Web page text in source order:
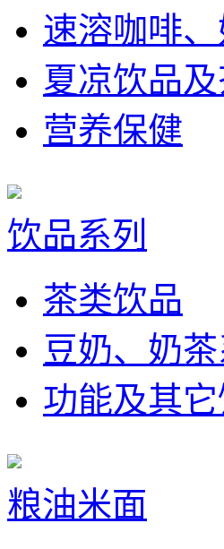
速溶咖啡
夏凉饮品
营养保健
饮品系列
茶类饮品
豆奶、奶茶
功能及其
粮油米面